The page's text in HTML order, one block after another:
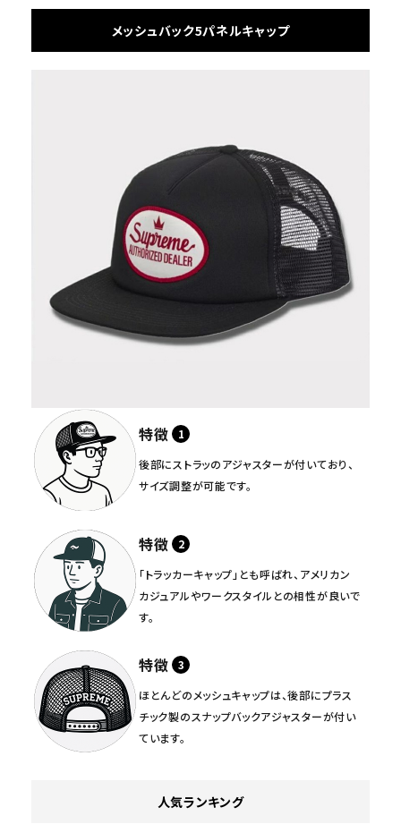
メッシュバック5パネルキャップ
特徴
後部にストラッのアジャスターが付いており、
サイズ調整が可能です。
特徴
「トラッカーキャップ」とも呼ばれ、アメリカン
カジュアルやワークスタイルとの相性が良いで
す。
特徴
ほとんどのメッシュキャップは、後部にプラス
チック製のスナップバックアジャスターが付い
ています。
人気ランキング